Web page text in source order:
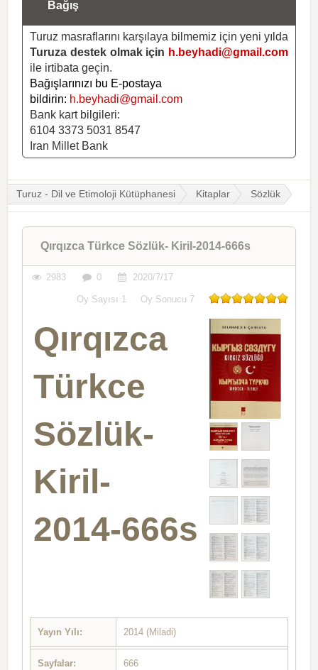
Bağış
Turuz masraflarını karşılaya bilmemiz için yeni yılda
Turuza destek olmak için h.beyhadi@gmail.com
ile irtibata geçin.
Bağışlarınızı bu E-postaya
bildirin: h.beyhadi@gmail.com
Bank kart bilgileri:
6104 3373 5031 8547
Iran Millet Bank
Turuz - Dil ve Etimoloji Kütüphanesi Kitaplar Sözlük
Qırqızca Türkce Sözlük- Kiril-2014-666s
2983 0 2020/7/17
Oy Sayısı 1 Oy Sonucu 7
Qırqızca
Türkce
Sözlük-
Kiril-
2014-666s
Yayın Yılı: 2014 (Miladi)
Sayfalar: 666